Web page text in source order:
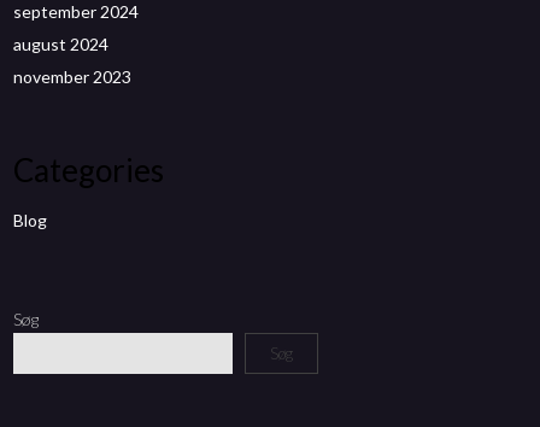
september 2024
august 2024
november 2023
Categories
Blog
Søg
Søg